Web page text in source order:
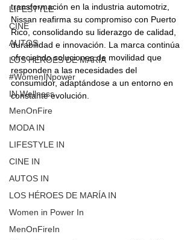
LIFESTYLE
CINE
AUTOS
LOS HÉROES DE MARÍA
#WomenINpower
IN Wellness
MenOnFire
MODA IN
LIFESTYLE IN
CINE IN
AUTOS IN
LOS HÉROES DE MARÍA IN
Women in Power In
MenOnFireIn
transformación en la industria automotriz,
Nissan reafirma su compromiso con Puerto
Rico, consolidando su liderazgo de calidad,
durabilidad e innovación. La marca continúa
ofreciendo soluciones de movilidad que
responden a las necesidades del
consumidor, adaptándose a un entorno en
constante evolución.